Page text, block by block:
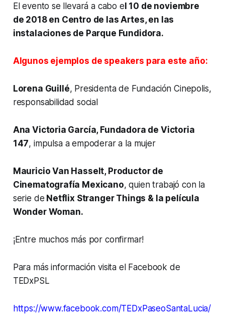
El evento se llevará a cabo el 10 de noviembre
de 2018 en Centro de las Artes, en las
instalaciones de Parque Fundidora.
Algunos ejemplos de speakers para este año:
Lorena Guillé, Presidenta de Fundación Cinepolis,
responsabilidad social
Ana Victoria García, Fundadora de Victoria
147, impulsa a empoderar a la mujer
Mauricio Van Hasselt, Productor de
Cinematografía Mexicano, quien trabajó con la
serie de Netflix Stranger Things & la película
Wonder Woman.
¡Entre muchos más por confirmar!
Para más información visita el Facebook de
TEDxPSL
https://www.facebook.com/TEDxPaseoSantaLucia/